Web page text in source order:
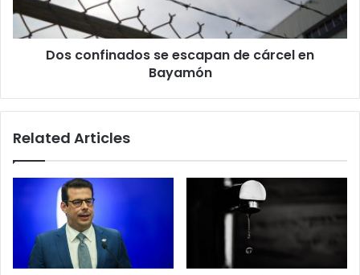
Bayamón
Dos confinados se escapan de cárcel en
Bayamón
Related Articles